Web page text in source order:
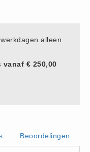
alleen
vanaf € 250,00
Beoordelingen